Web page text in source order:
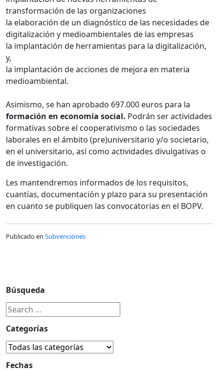
transformación de las organizaciones
la elaboración de un diagnóstico de las necesidades de
digitalización y medioambientales de las empresas
la implantación de herramientas para la digitalización,
y,
la implantación de acciones de mejora en materia
medioambiental.
Asimismo, se han aprobado 697.000 euros para la
formación en economía social. Podrán ser actividades
formativas sobre el cooperativismo o las sociedades
laborales en el ámbito (pre)universitario y/o societario,
en el universitario, así como actividades divulgativas o
de investigación.
Les mantendremos informados de los requisitos,
cuantías, documentación y plazo para su presentación
en cuanto se publiquen las convocatorias en el BOPV.
Publicado en Subvenciones
Búsqueda
Categorías
Fechas